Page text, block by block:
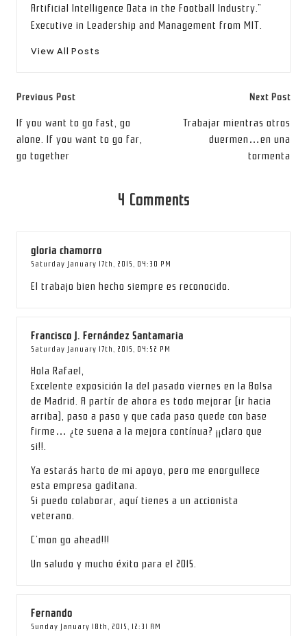
Artificial Intelligence Data in the Football Industry.”
Executive in Leadership and Management from MIT.
View All Posts
Post
navigation
Previous Post
If you want to go fast, go
alone. If you want to go far,
go together
Next Post
Trabajar mientras otros
duermen…en una
tormenta
4 Comments
gloria chamorro
Saturday January 17th, 2015, 04:30 PM
El trabajo bien hecho siempre es reconocido.
Francisco J. Fernández Santamaria
Saturday January 17th, 2015, 04:52 PM
Hola Rafael,
Excelente exposición la del pasado viernes en la Bolsa
de Madrid. A partír de ahora es todo mejorar (ir hacia
arriba), paso a paso y que cada paso quede con base
firme… ¿te suena a la mejora contínua? ¡¡claro que
si!!.
Ya estarás harto de mi apoyo, pero me enorgullece
esta empresa gaditana.
Si puedo colaborar, aquí tienes a un accionista
veterano.
C’mon go ahead!!!
Un saludo y mucho éxito para el 2015.
Fernando
Sunday January 18th, 2015, 12:31 AM